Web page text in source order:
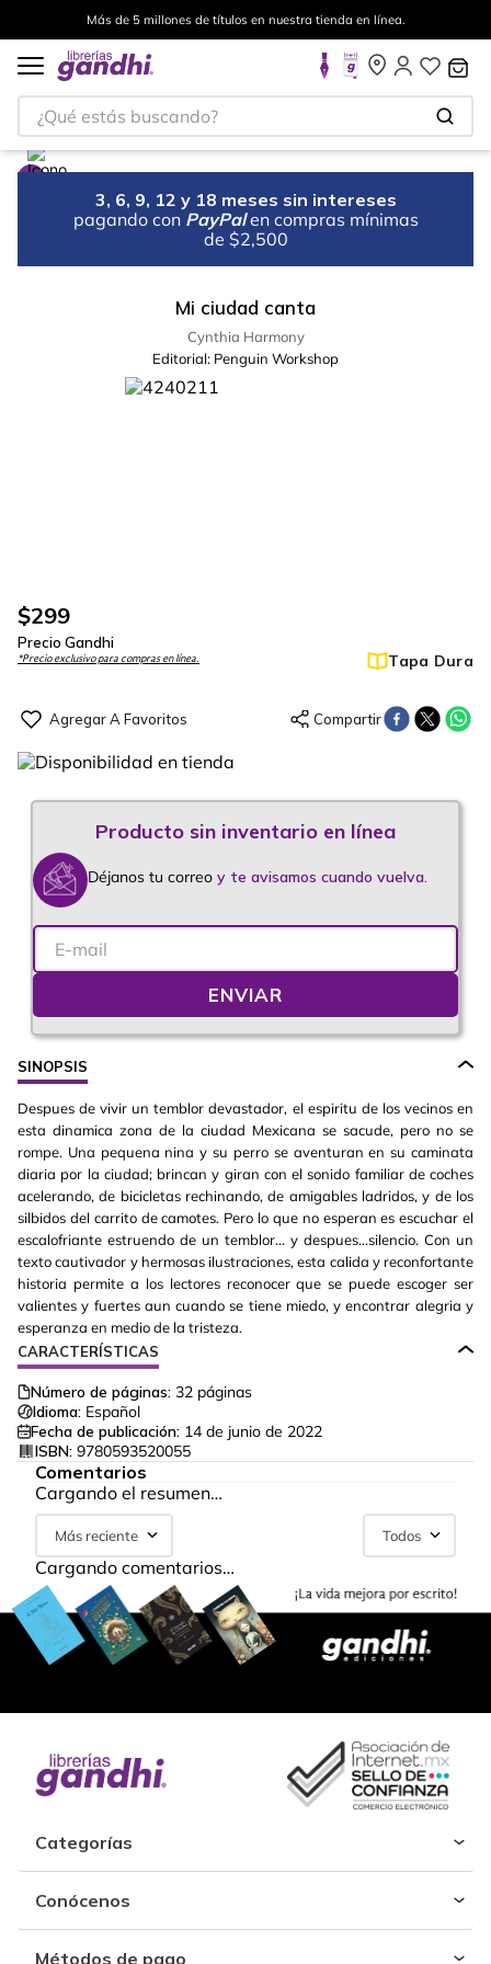
Más de 5 millones de títulos en nuestra tienda en línea.
¿Qué estás buscando?
3, 6, 9, 12 y 18 meses sin intereses
pagando con PayPal en compras mínimas
de $2,500
Mi ciudad canta
Cynthia Harmony
Editorial: Penguin Workshop
$299
Precio Gandhi
*Precio exclusivo para compras en línea. Tapa Dura
Déjanos tu correo y te avisamos cuando vuelva.
ENVIAR
SINOPSIS
Despues de vivir un temblor devastador, el espiritu de los vecinos en
esta dinamica zona de la ciudad Mexicana se sacude, pero no se
rompe. Una pequena nina y su perro se aventuran en su caminata
diaria por la ciudad; brincan y giran con el sonido familiar de coches
acelerando, de bicicletas rechinando, de amigables ladridos, y de los
silbidos del carrito de camotes. Pero lo que no esperan es escuchar el
escalofriante estruendo de un temblor... y despues...silencio. Con un
texto cautivador y hermosas ilustraciones, esta calida y reconfortante
historia permite a los lectores reconocer que se puede escoger ser
valientes y fuertes aun cuando se tiene miedo, y encontrar alegria y
esperanza en medio de la tristeza.
CARACTERÍSTICAS
Número de páginas: 32 páginas
Idioma: Español
Fecha de publicación: 14 de junio de 2022
ISBN: 9780593520055
Comentarios
Cargando el resumen…
Más reciente Todos
Cargando comentarios…
Categorías
Conócenos
Métodos de pago